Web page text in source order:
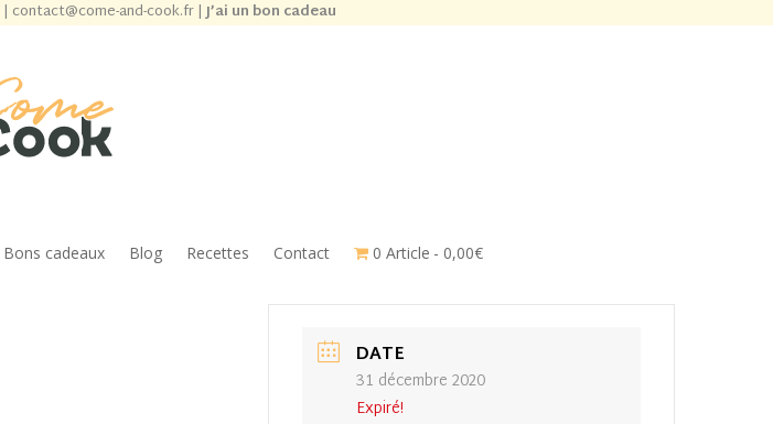
| contact@come-and-cook.fr|J’ai un bon cadeau
Bons cadeaux Blog Recettes Contact 0 Article 0,00€
DATE
31 décembre 2020
Expiré!